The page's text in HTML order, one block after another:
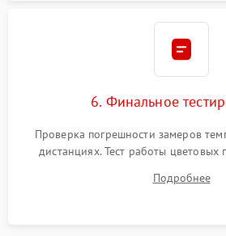
6. Финальное
Проверка погрешности замеров
дистанциях. Тест работы цветовых
термограмм в память и передачи
автономности работы и итоговый
Подробнее